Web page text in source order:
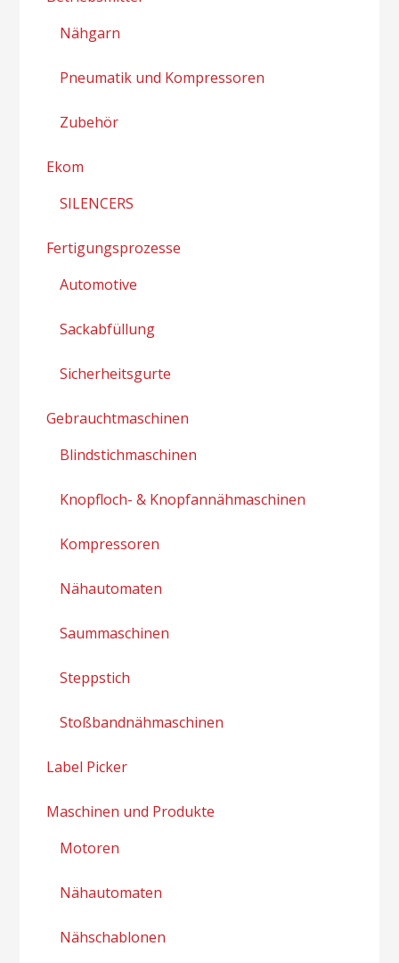
Nähgarn
Pneumatik und Kompressoren
Zubehör
Ekom
SILENCERS
Fertigungsprozesse
Automotive
Sackabfüllung
Sicherheitsgurte
Gebrauchtmaschinen
Blindstichmaschinen
Knopfloch- & Knopfannähmaschinen
Kompressoren
Nähautomaten
Saummaschinen
Steppstich
Stoßbandnähmaschinen
Label Picker
Maschinen und Produkte
Motoren
Nähautomaten
Nähschablonen